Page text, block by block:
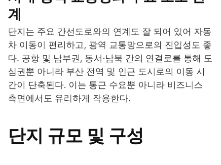
계
단지는 주요 간선도로와의 연계도 잘 되어 있어 자동
차 이동이 편리하고, 광역 교통망으로의 진입성도 좋
다. 공항 및 남부권, 동서·남북 간의 연결로를 통해 도
심권뿐 아니라 부산 전역 및 인근 도시로의 이동 시
간이 단축된다. 이는 통근 수요뿐 아니라 비즈니스
측면에서도 유리하게 작용한다.
단지 규모 및 구성